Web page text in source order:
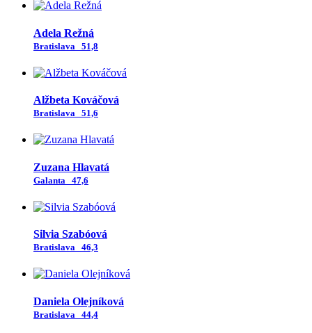
Adela Režná
Bratislava 51,8
Alžbeta Kováčová
Bratislava 51,6
Zuzana Hlavatá
Galanta 47,6
Silvia Szabóová
Bratislava 46,3
Daniela Olejníková
Bratislava 44,4